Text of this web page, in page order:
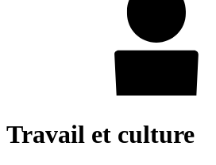
Travail et culture